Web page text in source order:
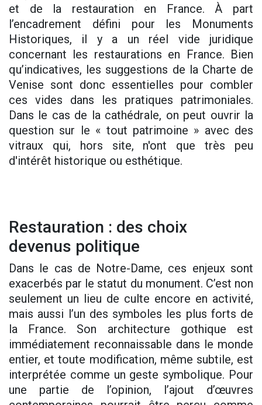
et de la restauration en France. À part
l’encadrement défini pour les Monuments
Historiques, il y a un réel vide juridique
concernant les restaurations en France. Bien
qu’indicatives, les suggestions de la Charte de
Venise sont donc essentielles pour combler
ces vides dans les pratiques patrimoniales.
Dans le cas de la cathédrale, on peut ouvrir la
question sur le « tout patrimoine » avec des
vitraux qui, hors site, n'ont que très peu
d'intérêt historique ou esthétique.
Restauration : des choix
devenus politique
Dans le cas de Notre-Dame, ces enjeux sont
exacerbés par le statut du monument. C’est non
seulement un lieu de culte encore en activité,
mais aussi l’un des symboles les plus forts de
la France. Son architecture gothique est
immédiatement reconnaissable dans le monde
entier, et toute modification, même subtile, est
interprétée comme un geste symbolique. Pour
une partie de l’opinion, l’ajout d’œuvres